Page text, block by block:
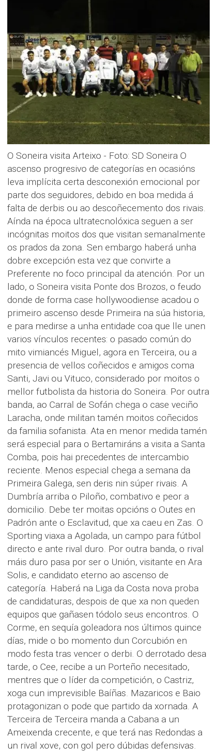
O Soneira visita Arteixo - Foto: SD Soneira O
ascenso progresivo de categorías en ocasións
leva implícita certa desconexión emocional por
parte dos seguidores, debido en boa medida á
falta de derbis ou ao descoñecemento dos rivais.
Aínda na época ultratecnolóxica seguen a ser
incógnitas moitos dos que visitan semanalmente
os prados da zona. Sen embargo haberá unha
dobre excepción esta vez que convirte a
Preferente no foco principal da atención. Por un
lado, o Soneira visita Ponte dos Brozos, o feudo
donde de forma case hollywoodiense acadou o
primeiro ascenso desde Primeira na súa historia,
e para medirse a unha entidade coa que lle unen
varios vínculos recentes: o pasado común do
mito vimiancés Miguel, agora en Terceira, ou a
presencia de vellos coñecidos e amigos coma
Santi, Javi ou Vituco, considerado por moitos o
mellor futbolista da historia do Soneira. Por outra
banda, ao Carral de Sofán chega o case veciño
Laracha, onde militan tamén moitos coñecidos
da familia sofanista. Ata en menor medida tamén
será especial para o Bertamiráns a visita a Santa
Comba, pois hai precedentes de intercambio
reciente. Menos especial chega a semana da
Primeira Galega, sen deris nin súper rivais. A
Dumbría arriba o Piloño, combativo e peor a
domicilio. Debe ter moitas opcións o Outes en
Padrón ante o Esclavitud, que xa caeu en Zas. O
Sporting viaxa a Agolada, un campo para fútbol
directo e ante rival duro. Por outra banda, o rival
máis duro pasa por ser o Unión, visitante en Ara
Solis, e candidato eterno ao ascenso de
categoría. Haberá na Liga da Costa nova proba
de candidaturas, despois de que xa non queden
equipos que gañasen tódolo seus encontros. O
Corme, en sequía goleadora nos últimos quince
días, mide o bo momento dun Corcubión en
modo festa tras vencer o derbi. O derrotado desa
tarde, o Cee, recibe a un Porteño necesitado,
mentres que o líder da competición, o Castriz,
xoga cun imprevisible Baíñas. Mazaricos e Baio
protagonizan o pode que partido da xornada. A
Terceira de Terceira manda a Cabana a un
Ameixenda crecente, e que terá nas Redondas a
un rival xove, con gol pero dúbidas defensivas.